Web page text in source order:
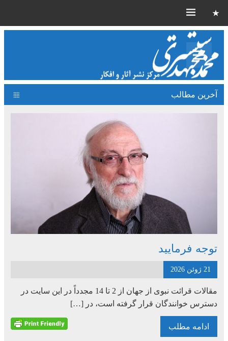
آخرین مطالب
توجه فرمایید
21 ژوئن 2026
مقالات قرائت نبوی از جهان از 2 تا 14 مجدداً در این سایت در
دسترس خوانندگان قرار گرفته است، در […]
ادامه مطلب